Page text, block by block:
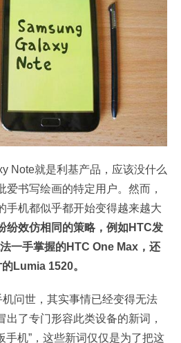
Note就是利基产品，应该没什么
爱书写绘画的特定用户。然而，
手机都似乎都开始变得越来越大
纷效仿相同的策略，例如HTC发
一手掌握的HTC One Max，还
Lumia 1520。
机问世，其实事情已经变得无法
出了专门形容此类设备的新词，
手机”，这些新词仅仅是为了把这